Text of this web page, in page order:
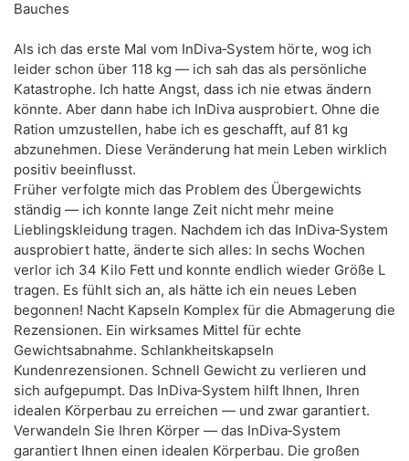
Als ich das erste Mal vom InDiva‑System hörte, wog ich
leider schon über 118 kg — ich sah das als persönliche
Katastrophe. Ich hatte Angst, dass ich nie etwas ändern
könnte. Aber dann habe ich InDiva ausprobiert. Ohne die
Ration umzustellen, habe ich es geschafft, auf 81 kg
abzunehmen. Diese Veränderung hat mein Leben wirklich
positiv beeinflusst.
Früher verfolgte mich das Problem des Übergewichts
ständig — ich konnte lange Zeit nicht mehr meine
Lieblingskleidung tragen. Nachdem ich das InDiva‑System
ausprobiert hatte, änderte sich alles: In sechs Wochen
verlor ich 34 Kilo Fett und konnte endlich wieder Größe L
tragen. Es fühlt sich an, als hätte ich ein neues Leben
begonnen! Nacht Kapseln Komplex für die Abmagerung die
Rezensionen. Ein wirksames Mittel für echte
Gewichtsabnahme. Schlankheitskapseln
Kundenrezensionen. Schnell Gewicht zu verlieren und
sich aufgepumpt. Das InDiva‑System hilft Ihnen, Ihren
idealen Körperbau zu erreichen — und zwar garantiert.
Verwandeln Sie Ihren Körper — das InDiva‑System
garantiert Ihnen einen idealen Körperbau. Die großen